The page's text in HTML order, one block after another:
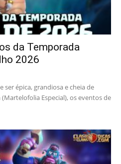
da Temporada
2026
épica, grandiosa e cheia de
Especial), os eventos de